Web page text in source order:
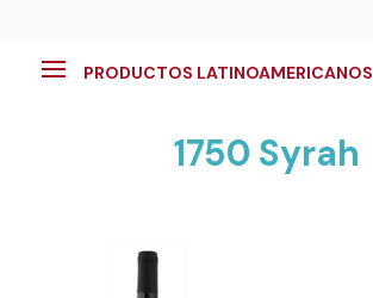
PRODUCTOS LATINOAMERICANOS
1750 Syrah